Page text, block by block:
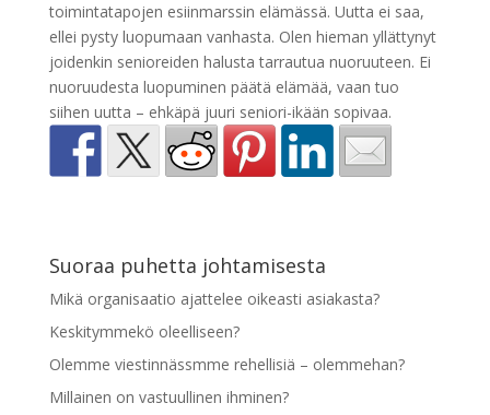
toimintatapojen esiinmarssin elämässä. Uutta ei saa,
ellei pysty luopumaan vanhasta. Olen hieman yllättynyt
joidenkin senioreiden halusta tarrautua nuoruuteen. Ei
nuoruudesta luopuminen päätä elämää, vaan tuo
siihen uutta – ehkäpä juuri seniori-ikään sopivaa.
Suoraa puhetta johtamisesta
Mikä organisaatio ajattelee oikeasti asiakasta?
Keskitymmekö oleelliseen?
Olemme viestinnässmme rehellisiä – olemmehan?
Millainen on vastuullinen ihminen?